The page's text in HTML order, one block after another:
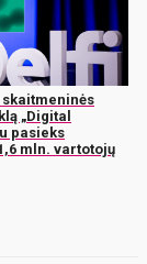
skaitmeninės
„Digital
pasieks
mln. vartotojų